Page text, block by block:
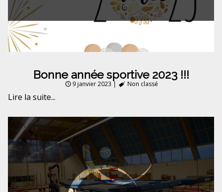
Bonne année sportive 2023 !!!
9 janvier 2023 | Non classé
Lire la suite...